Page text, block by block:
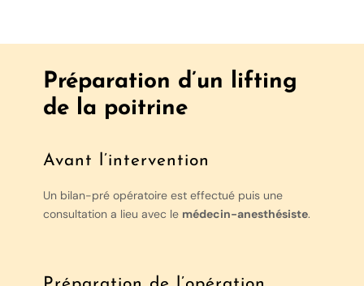
Préparation d’un lifting
de la poitrine
Avant l’intervention
Un bilan-pré opératoire est effectué puis une
consultation a lieu avec le médecin-anesthésiste.